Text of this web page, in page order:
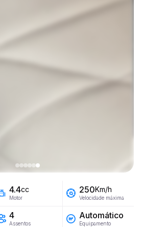
4.4cc
Motor
250Km/h
Velocidade máxima
4
Assentos
Automático
Equipamento